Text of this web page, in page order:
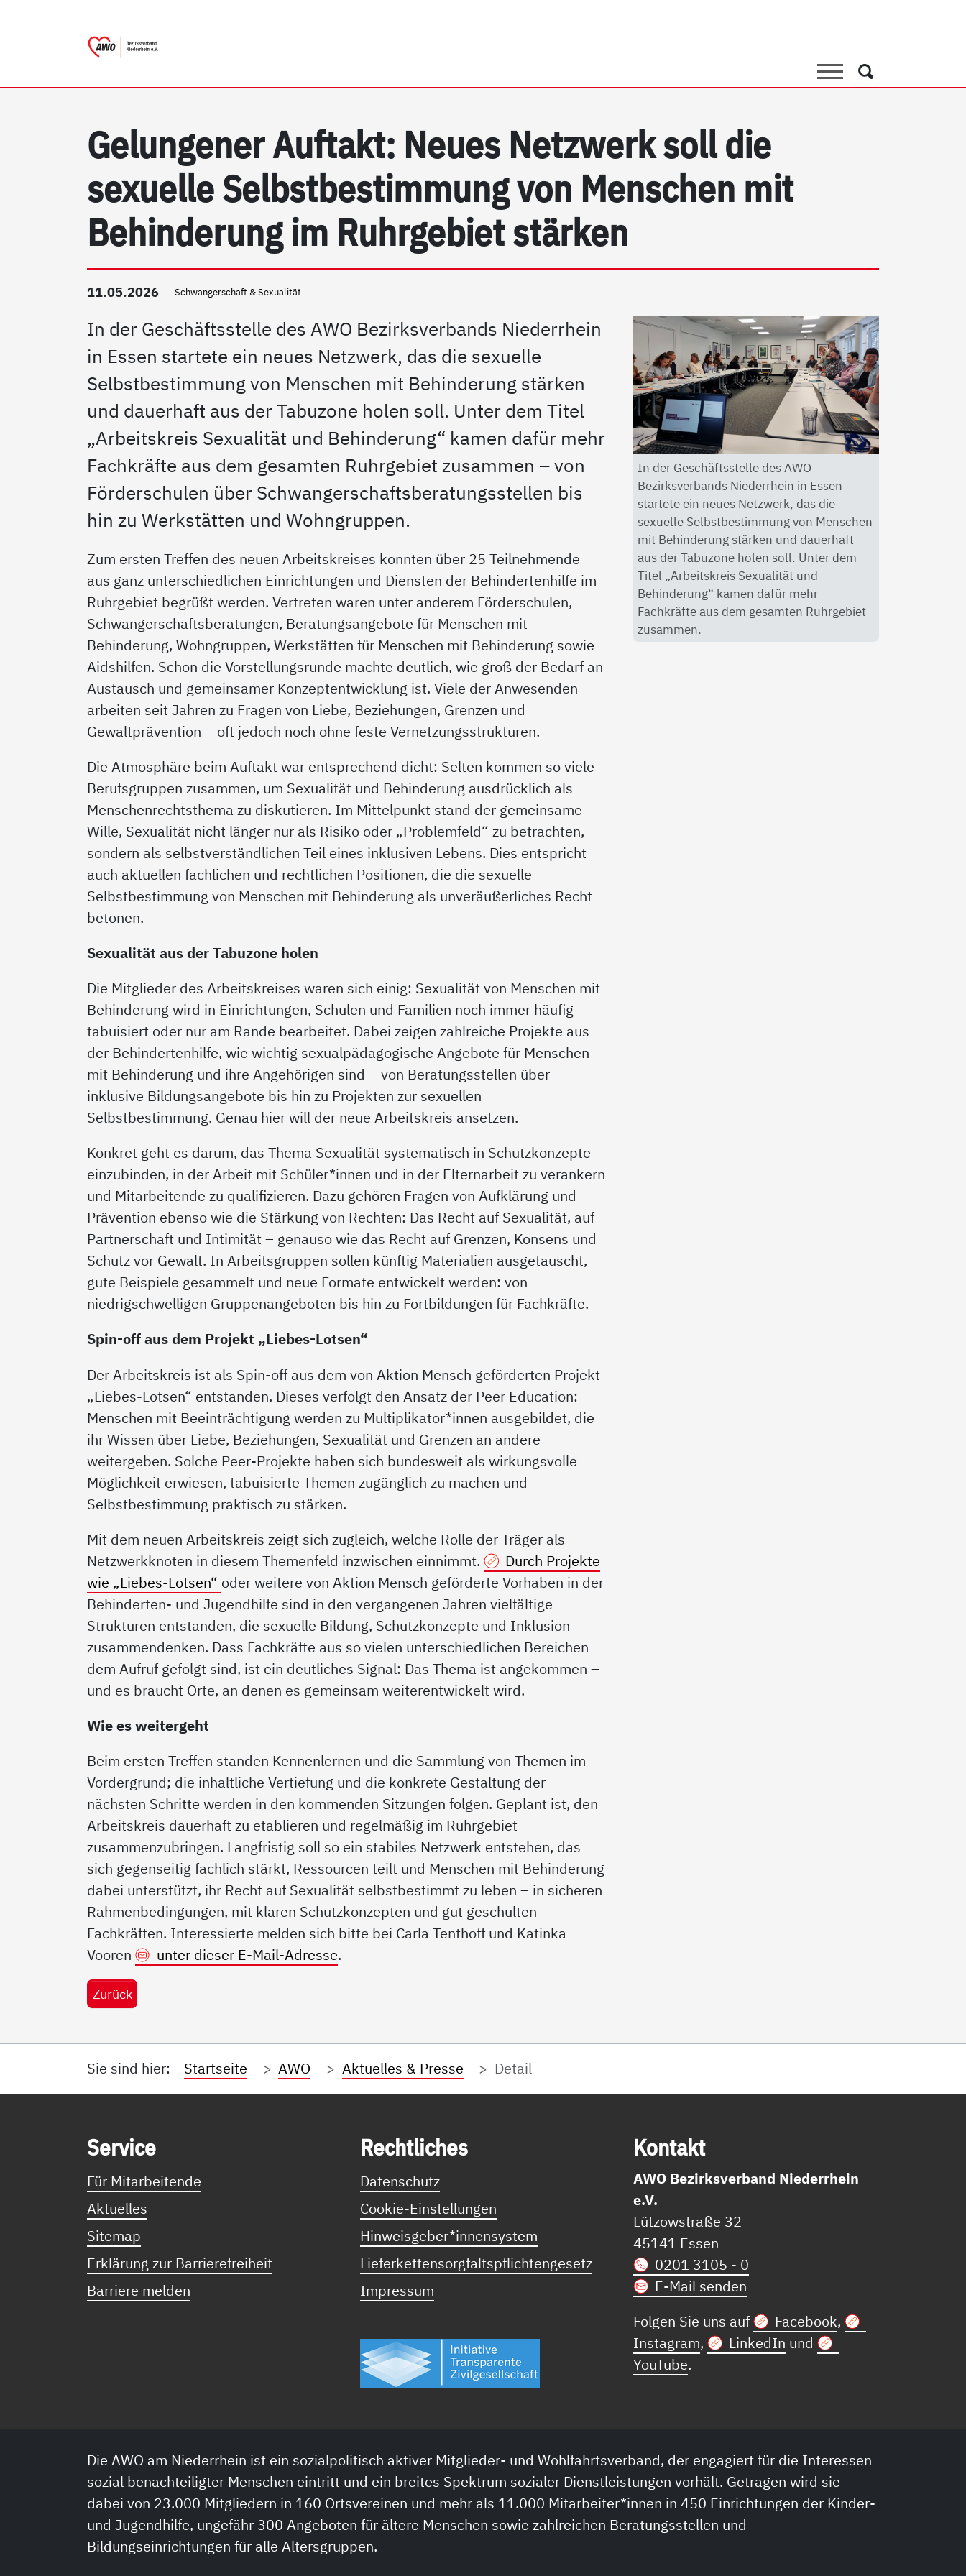
Suche
Suche
Gelungener Auftakt: Neues Netzwerk soll die
sexuelle Selbstbestimmung von Menschen mit
Behinderung im Ruhrgebiet stärken
11.05.2026 Schwangerschaft & Sexualität
In der Geschäftsstelle des AWO Bezirksverbands Niederrhein
in Essen startete ein neues Netzwerk, das die sexuelle
Selbstbestimmung von Menschen mit Behinderung stärken
und dauerhaft aus der Tabuzone holen soll. Unter dem Titel
„Arbeitskreis Sexualität und Behinderung“ kamen dafür mehr
Fachkräfte aus dem gesamten Ruhrgebiet zusammen – von
Förderschulen über Schwangerschaftsberatungsstellen bis
hin zu Werkstätten und Wohngruppen.
Zum ersten Treffen des neuen Arbeitskreises konnten über 25 Teilnehmende
aus ganz unterschiedlichen Einrichtungen und Diensten der Behindertenhilfe im
Ruhrgebiet begrüßt werden. Vertreten waren unter anderem Förderschulen,
Schwangerschaftsberatungen, Beratungsangebote für Menschen mit
Behinderung, Wohngruppen, Werkstätten für Menschen mit Behinderung sowie
Aidshilfen. Schon die Vorstellungsrunde machte deutlich, wie groß der Bedarf an
Austausch und gemeinsamer Konzeptentwicklung ist. Viele der Anwesenden
arbeiten seit Jahren zu Fragen von Liebe, Beziehungen, Grenzen und
Gewaltprävention – oft jedoch noch ohne feste Vernetzungsstrukturen.
Die Atmosphäre beim Auftakt war entsprechend dicht: Selten kommen so viele
Berufsgruppen zusammen, um Sexualität und Behinderung ausdrücklich als
Menschenrechtsthema zu diskutieren. Im Mittelpunkt stand der gemeinsame
Wille, Sexualität nicht länger nur als Risiko oder „Problemfeld“ zu betrachten,
sondern als selbstverständlichen Teil eines inklusiven Lebens. Dies entspricht
auch aktuellen fachlichen und rechtlichen Positionen, die die sexuelle
Selbstbestimmung von Menschen mit Behinderung als unveräußerliches Recht
betonen.
Sexualität aus der Tabuzone holen
Die Mitglieder des Arbeitskreises waren sich einig: Sexualität von Menschen mit
Behinderung wird in Einrichtungen, Schulen und Familien noch immer häufig
tabuisiert oder nur am Rande bearbeitet. Dabei zeigen zahlreiche Projekte aus
der Behindertenhilfe, wie wichtig sexualpädagogische Angebote für Menschen
mit Behinderung und ihre Angehörigen sind – von Beratungsstellen über
inklusive Bildungsangebote bis hin zu Projekten zur sexuellen
Selbstbestimmung. Genau hier will der neue Arbeitskreis ansetzen.
Konkret geht es darum, das Thema Sexualität systematisch in Schutzkonzepte
einzubinden, in der Arbeit mit Schüler*innen und in der Elternarbeit zu verankern
und Mitarbeitende zu qualifizieren. Dazu gehören Fragen von Aufklärung und
Prävention ebenso wie die Stärkung von Rechten: Das Recht auf Sexualität, auf
Partnerschaft und Intimität – genauso wie das Recht auf Grenzen, Konsens und
Schutz vor Gewalt. In Arbeitsgruppen sollen künftig Materialien ausgetauscht,
gute Beispiele gesammelt und neue Formate entwickelt werden: von
niedrigschwelligen Gruppenangeboten bis hin zu Fortbildungen für Fachkräfte.
Spin-off aus dem Projekt „Liebes-Lotsen“
Der Arbeitskreis ist als Spin-off aus dem von Aktion Mensch geförderten Projekt
„Liebes-Lotsen“ entstanden. Dieses verfolgt den Ansatz der Peer Education:
Menschen mit Beeinträchtigung werden zu Multiplikator*innen ausgebildet, die
ihr Wissen über Liebe, Beziehungen, Sexualität und Grenzen an andere
weitergeben. Solche Peer-Projekte haben sich bundesweit als wirkungsvolle
Möglichkeit erwiesen, tabuisierte Themen zugänglich zu machen und
Selbstbestimmung praktisch zu stärken.
Mit dem neuen Arbeitskreis zeigt sich zugleich, welche Rolle der Träger als
Netzwerkknoten in diesem Themenfeld inzwischen einnimmt.
Durch Projekte
wie „Liebes-Lotsen“ oder weitere von Aktion Mensch geförderte Vorhaben in der
Behinderten- und Jugendhilfe sind in den vergangenen Jahren vielfältige
Strukturen entstanden, die sexuelle Bildung, Schutzkonzepte und Inklusion
zusammendenken. Dass Fachkräfte aus so vielen unterschiedlichen Bereichen
dem Aufruf gefolgt sind, ist ein deutliches Signal: Das Thema ist angekommen –
und es braucht Orte, an denen es gemeinsam weiterentwickelt wird.
Wie es weitergeht
Beim ersten Treffen standen Kennenlernen und die Sammlung von Themen im
Vordergrund; die inhaltliche Vertiefung und die konkrete Gestaltung der
nächsten Schritte werden in den kommenden Sitzungen folgen. Geplant ist, den
Arbeitskreis dauerhaft zu etablieren und regelmäßig im Ruhrgebiet
zusammenzubringen. Langfristig soll so ein stabiles Netzwerk entstehen, das
sich gegenseitig fachlich stärkt, Ressourcen teilt und Menschen mit Behinderung
dabei unterstützt, ihr Recht auf Sexualität selbstbestimmt zu leben – in sicheren
Rahmenbedingungen, mit klaren Schutzkonzepten und gut geschulten
Fachkräften. Interessierte melden sich bitte bei Carla Tenthoff und Katinka
Vooren
unter dieser E-Mail-Adresse.
Zurück
In der Geschäftsstelle des AWO
Bezirksverbands Niederrhein in Essen
startete ein neues Netzwerk, das die
sexuelle Selbstbestimmung von Menschen
mit Behinderung stärken und dauerhaft
aus der Tabuzone holen soll. Unter dem
Titel „Arbeitskreis Sexualität und
Behinderung“ kamen dafür mehr
Fachkräfte aus dem gesamten Ruhrgebiet
zusammen.
Sie sind hier: Startseite AWO Aktuelles & Presse Detail
Ser­vice
Für Mitarbeitende
Aktuelles
Sitemap
Erklärung zur Barrierefreiheit
Barriere melden
Recht­li­ches
Datenschutz
Cookie-Einstellungen
Hinweisgeber*innensystem
Lieferkettensorgfaltspflichtengesetz
Impressum
Kon­takt
AWO Bezirksverband Niederrhein
e.V.
Lützowstraße 32
45141 Essen
0201 3105 - 0
E-Mail senden
Folgen Sie uns auf
Facebook,
Instagram, LinkedIn und
YouTube.
Die AWO am Niederrhein ist ein sozialpolitisch aktiver Mitglieder- und Wohlfahrtsverband, der engagiert für die Interessen
sozial benachteiligter Menschen eintritt und ein breites Spektrum sozialer Dienstleistungen vorhält. Getragen wird sie
dabei von 23.000 Mitgliedern in 160 Ortsvereinen und mehr als 11.000 Mitarbeiter*innen in 450 Einrichtungen der Kinder-
und Jugendhilfe, ungefähr 300 Angeboten für ältere Menschen sowie zahlreichen Beratungsstellen und
Bildungseinrichtungen für alle Altersgruppen.